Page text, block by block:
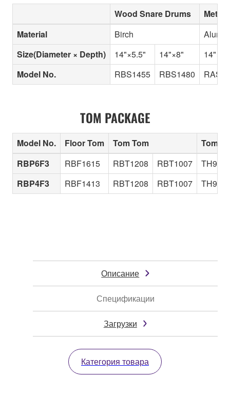
Wood Snare Drums
Metal
Material
Birch
Size(Diameter × Depth)
14"×5.5" 14"×8"
Model No.
RBS1455 RBS1480
TOM PACKAGE
Model No. Floor Tom Tom Tom
Tom
RBP6F3
RBF1615 RBT1208 RBT1007
RBP4F3
RBF1413 RBT1208 RBT1007
Описание
Спецификации
Загрузки
Категория товара